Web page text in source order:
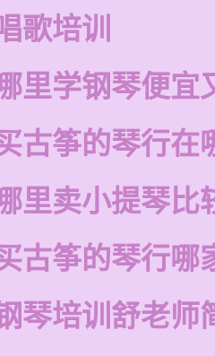
歌培训
里学钢琴便宜
古筝的琴行在
里卖小提琴比
古筝的琴行哪
琴培训舒老师